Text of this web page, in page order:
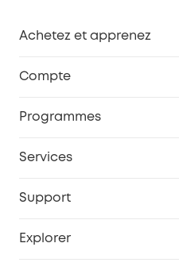
Achetez et apprenez
Compte
Programmes
Services
Support
Explorer